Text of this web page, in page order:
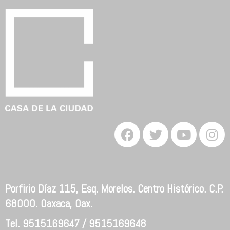
Porfirio Díaz 115, Esq. Morelos. Centro Histórico. C.P.
68000. Oaxaca, Oax.
Tel. 9515169647 / 9515169648